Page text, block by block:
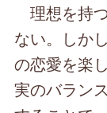
理想を持
ない。しか
の恋愛を楽
実のバラン